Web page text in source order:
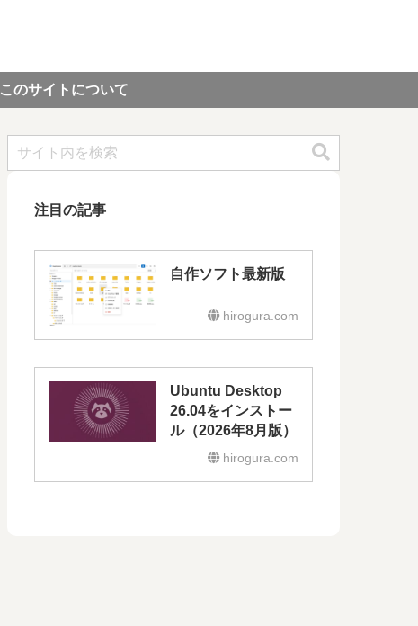
このサイトについて
注目の記事
自作ソフト最新版
hirogura.com
Ubuntu Desktop
26.04をインストー
ル（2026年8月版）
hirogura.com